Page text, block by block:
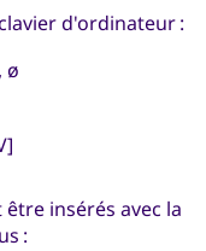
d'ordinateur :
ø
insérés avec la
: